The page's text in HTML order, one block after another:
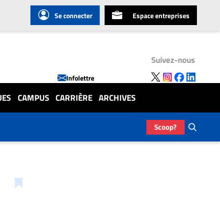
Se connecter Espace entreprises
Infolettre
Suivez-nous
CAMPUS CARRIÈRE ARCHIVES
Scoop?